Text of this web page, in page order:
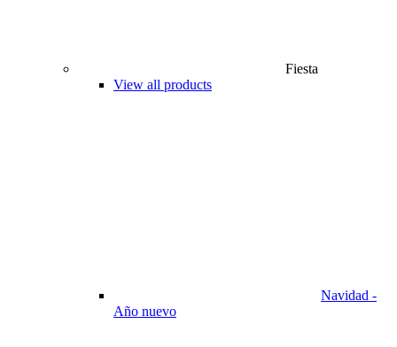
Fiesta
View all products
Navidad -
Año nuevo